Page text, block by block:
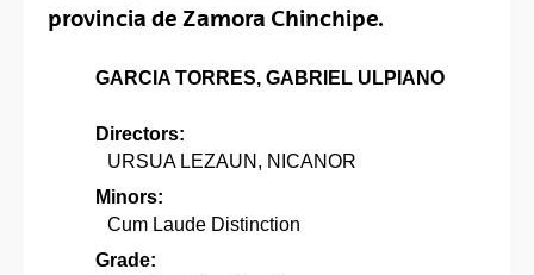
provincia de Zamora Chinchipe.
GARCIA TORRES, GABRIEL ULPIANO
Directors:
URSUA LEZAUN, NICANOR
Minors:
Cum Laude Distinction
Grade: